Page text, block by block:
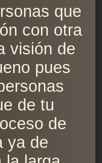
que
con otra
visión de
pues
de tu
de
ya de